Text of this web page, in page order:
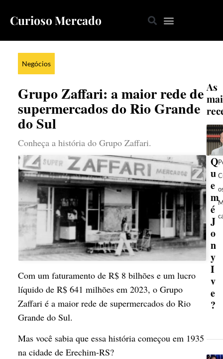
Curioso Mercado
Negócios
Grupo Zaffari: a maior rede de
supermercados do Rio Grande
do Sul
Conheça a história do Grupo Zaffari.
Com um faturamento de R$ 8 bilhões e um lucro
líquido de R$ 641 milhões em 2023, o Grupo
Zaffari é a maior rede de supermercados do Rio
Grande do Sul.
Mas você sabia que essa história começou em 1935
na cidade de Erechim-RS?
As
Q
u
e
m
é
J
o
n
y
I
v
e
?